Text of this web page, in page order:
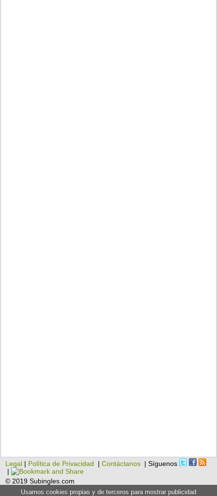
Legal | Política de Privacidad |Contáctanos | Síguenos
|
© 2019 Subingles.com
Usamos cookies propias y de terceros para mostrar publicidad